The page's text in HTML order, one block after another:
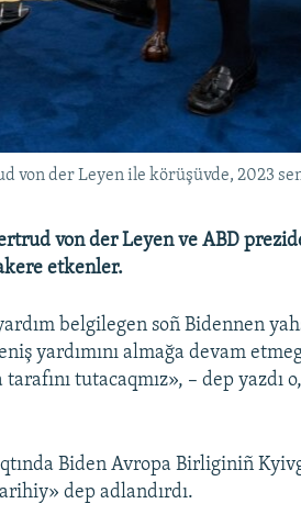
von der Leyen ile körüşüvde, 2023
von der Leyen ve ABD
etkenler.
belgilegen soñ Bidennen
yardımını almağa devam
tutacaqmız», – dep yazdı
Biden Avropa Birliginiñ
dep adlandırdı.